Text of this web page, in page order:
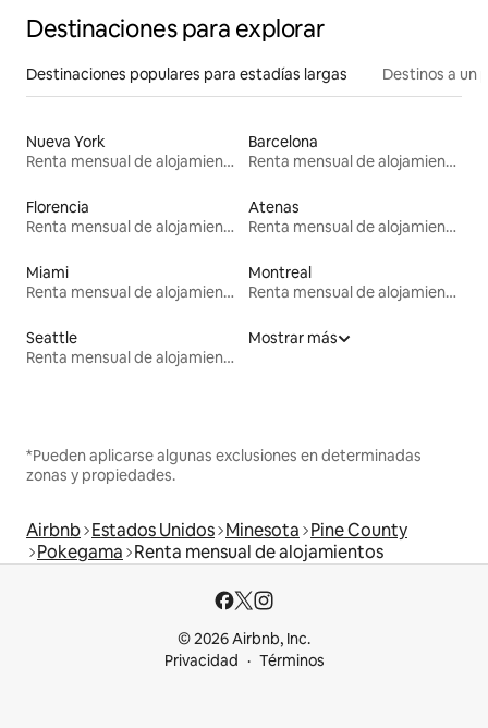
Destinaciones para explorar
Destinaciones populares para estadías largas Destinos a un
Nueva York
Renta mensual de alojamientos
Barcelona
Renta mensual de alojamientos
Florencia
Renta mensual de alojamientos
Atenas
Renta mensual de alojamientos
Miami
Renta mensual de alojamientos
Montreal
Renta mensual de alojamientos
Seattle
Renta mensual de alojamientos
Mostrar más
*Pueden aplicarse algunas exclusiones en determinadas
zonas y propiedades.
Airbnb Estados Unidos Minesota Pine County
Pokegama Renta mensual de alojamientos
© 2026 Airbnb, Inc.
Privacidad
Términos